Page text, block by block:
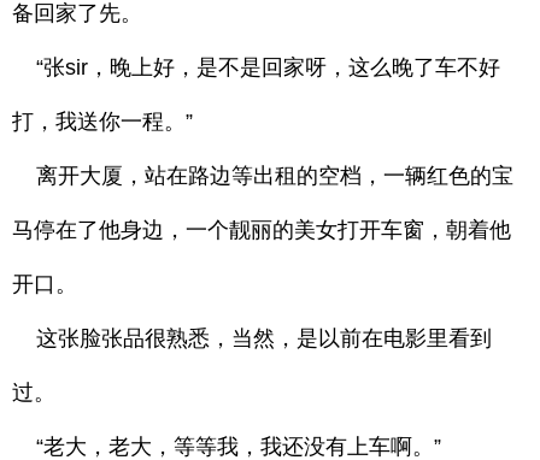
备回家了先。
“张sir，晚上好，是不是回家呀，这么晚了车不好
打，我送你一程。”
离开大厦，站在路边等出租的空档，一辆红色的宝
马停在了他身边，一个靓丽的美女打开车窗，朝着他
开口。
这张脸张品很熟悉，当然，是以前在电影里看到
过。
“老大，老大，等等我，我还没有上车啊。”